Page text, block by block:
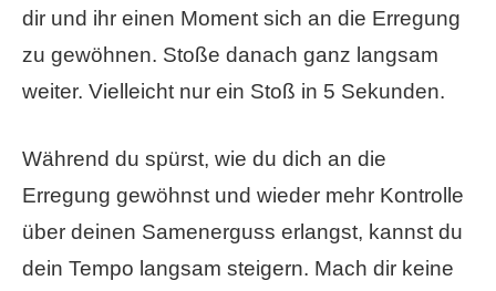
dir und ihr einen Moment sich an die Erregung
zu gewöhnen. Stoße danach ganz langsam
weiter. Vielleicht nur ein Stoß in 5 Sekunden.
Während du spürst, wie du dich an die
Erregung gewöhnst und wieder mehr Kontrolle
über deinen Samenerguss erlangst, kannst du
dein Tempo langsam steigern. Mach dir keine